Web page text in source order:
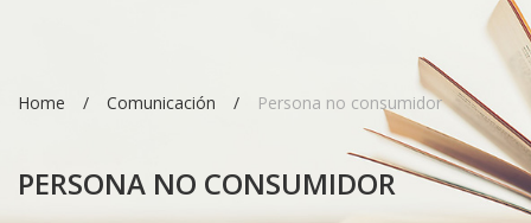
Home Comunicación Persona no consumidor
PERSONA NO CONSUMIDOR